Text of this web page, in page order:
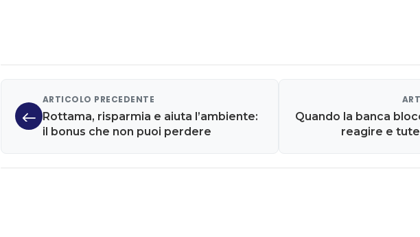
ARTICOLO PRECEDENTE
Rottama, risparmia e aiuta l’ambiente:
il bonus che non puoi perdere
Quando la banca
reagire e